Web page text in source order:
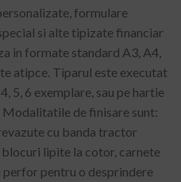
formulare
si alte tipizate financiar
in formate standard A3, A4,
atipce. Tiparul este executat
5, 6 exemplare, sau pe hartie
de finisare sunt:
cu banda tractor
lipite la cotor, carnete
pentru o desprindere